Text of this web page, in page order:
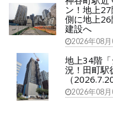
ン！地上
側に地上
建設へ
2026年08月
地上34階
況！田町駅
（2026.7.20
2026年08月